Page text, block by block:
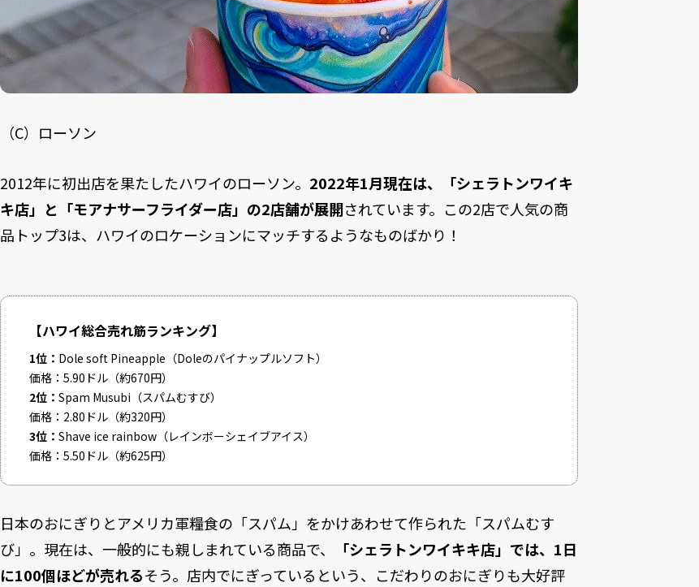
（C）ローソン
2012年に初出店を果たしたハワイのローソン。 2022年1月現在は、「シェラトンワイキ
キ店」と「モアナサーフライダー店」の2店舗が展開されています。この2店で人気の商
品トップ3は、ハワイのロケーションにマッチするようなものばかり！
【ハワイ総合売れ筋ランキング】
1位： Dole soft Pineapple（Doleのパイナップルソフト）
価格：5.90ドル（約670円）
2位： Spam Musubi（スパムむすび）
価格：2.80ドル（約320円）
3位： Shave ice rainbow（レインボーシェイブアイス）
価格：5.50ドル（約625円）
日本のおにぎりとアメリカ軍糧食の「スパム」をかけあわせて作られた「スパムむす
び」。現在は、一般的にも親しまれている商品で、
「シェラトンワイキキ店」では、1日
に100個ほどが売れるそう。店内でにぎっているという、こだわりのおにぎりも大好評